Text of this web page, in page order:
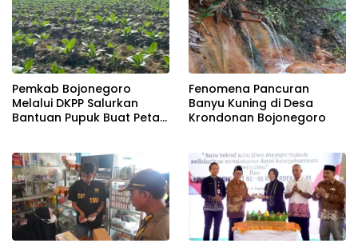
Pemkab Bojonegoro
Melalui DKPP Salurkan
Bantuan Pupuk Buat Petani
Fenomena Pancuran
Banyu Kuning di Desa
Krondonan Bojonegoro